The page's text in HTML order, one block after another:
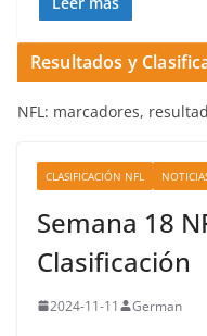
Resultados y
NFL: marcadores,
CLASIFICACIÓN NFL
Semana 18
Clasificación
2024-11-11 German